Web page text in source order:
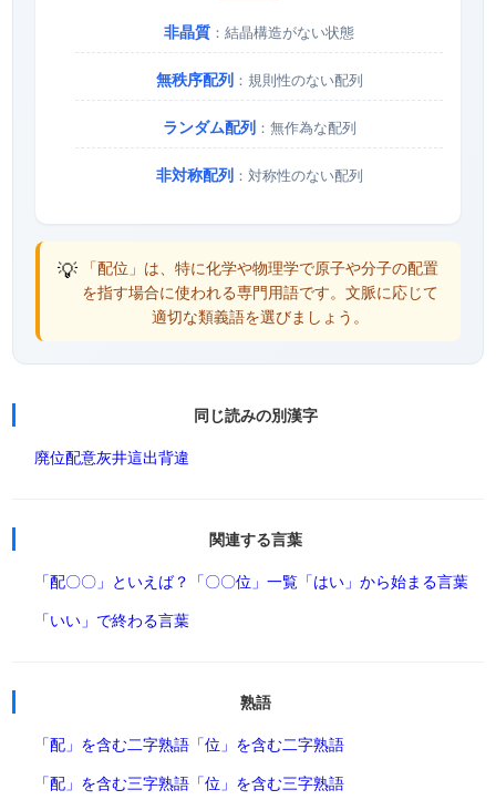
非晶質 ：結晶構造がない状態
無秩序配列：規則性のない配列
ランダム配列：無作為な配列
非対称配列：対称性のない配列
💡 「配位」は、特に化学や物理学で原子や分子の配置
を指す場合に使われる専門用語です。文脈に応じて
適切な類義語を選びましょう。
同じ読みの別漢字
廃位配意灰井這出背違
関連する言葉
「配〇〇」といえば？ 「〇〇位」一覧 「はい」から始まる言葉
「いい」で終わる言葉
熟語
「配」を含む二字熟語 「位」を含む二字熟語
「配」を含む三字熟語 「位」を含む三字熟語